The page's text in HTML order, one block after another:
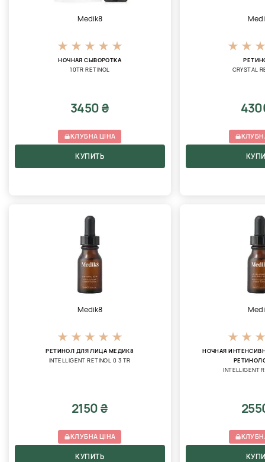
Medik8
НОЧНАЯ СЫВОРОТКА
10TR RETINOL
3450 ₴
КЛУБНА ЦІНА
КУПИТЬ
CRYSTAL
Medik8
РЕТИНОЛ ДЛЯ ЛИЦА МЕДИК8
INTELLIGENT RETINOL 0 3 TR
2150 ₴
КЛУБНА ЦІНА
КУПИТЬ
НОЧНАЯ
INTELLIGENT